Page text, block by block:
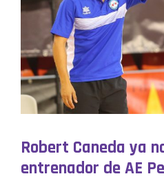
Robert Caneda ya
entrenador de AE